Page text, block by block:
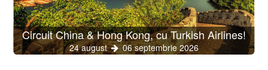
Circuit China & Hong Kong, cu Turkish Airlines!
24 august 06 septembrie 2026